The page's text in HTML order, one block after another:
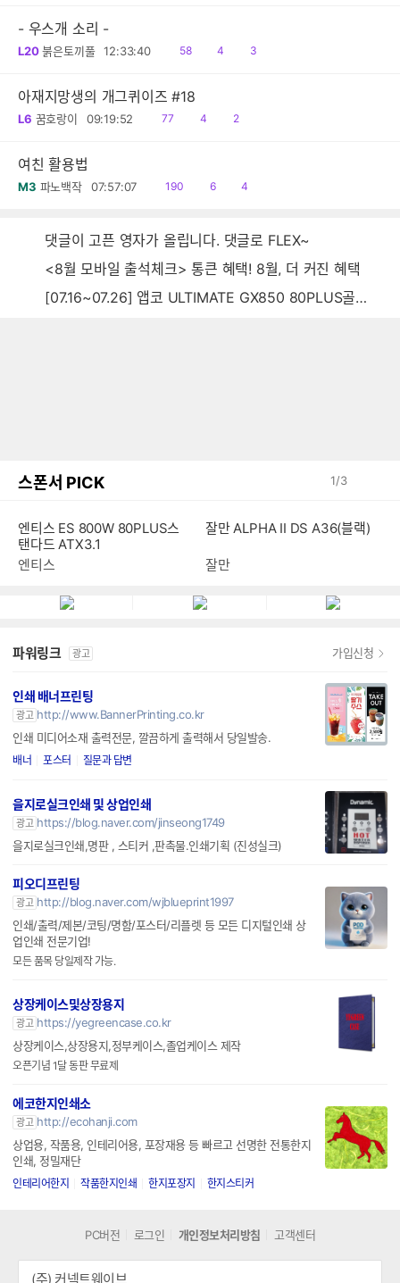
- 우스개 소리 -
L20 붉은토끼풀 12:33:40
읽
58
공
4
댓
3
아재지망생의 개그퀴이즈 #18
L6 꿈호랑이 09:19:52
읽
77
공
4
댓
2
여친 활용법
M3 파노백작 07:57:07
읽
190
공
6
댓
4
댓글이 고픈 영자가 올립니다. 댓글로 FLEX~
<8월 모바일 출석체크> 통큰 혜택! 8월, 더 커진 혜택
[07.16~07.26] 앱코 ULTIMATE GX850 80PLUS골드 풀모듈러 ATX3.0 블랙
스폰서 PICK 1/3
엔티스 ES 800W 80PLUS스
탠다드 ATX3.1
엔티스
잘만 ALPHA II DS A36(블랙)
잘만
파워링크 광고 가입신청
인쇄 배너프린팅
광고 http://www.BannerPrinting.co.kr
인쇄 미디어소재 출력전문, 깔끔하게 출력해서 당일발송.
배너 포스터 질문과 답변
을지로실크인쇄 및 상업인쇄
광고 https://blog.naver.com/jinseong1749
을지로실크인쇄,명판 , 스티커 ,판촉물.인쇄기획 (진성실크)
피오디프린팅
광고 http://blog.naver.com/wjblueprint1997
인쇄/출력/제본/코팅/명함/포스터/리플렛 등 모든 디지털인쇄 상
업인쇄 전문기업!
모든 품목 당일제작 가능.
상장케이스및상장용지
광고 https://yegreencase.co.kr
상장케이스,상장용지,정부케이스,졸업케이스 제작
오픈기념 1달 동판 무료제
에코한지인쇄소
광고 http://ecohanji.com
상업용, 작품용, 인테리어용, 포장재용 등 빠르고 선명한 전통한지
인쇄, 정밀재단
인테리어한지 작품한지인쇄 한지포장지 한지스티커
PC버전 로그인 개인정보처리방침 고객센터
(주) 커넥트웨이브